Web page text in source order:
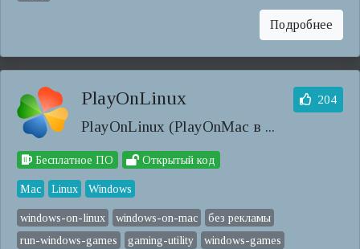
Подробнее
PlayOnLinux
PlayOnLinux (PlayOnMac в ...
204
Бесплатное ПО Открытый код
Mac Linux Windows
windows-on-linux windows-on-mac
без рекламы
run-windows-games
gaming-utility
windows-games